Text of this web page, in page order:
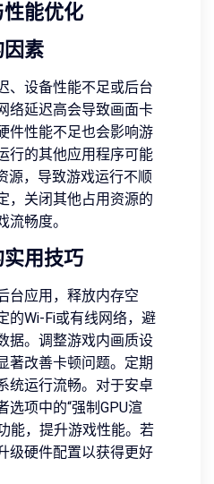
能优化
因素
、设备性能不足或后台
络延迟高会导致画面卡
件性能不足也会影响游
行的其他应用程序可能
源，导致游戏运行不顺
，关闭其他占用资源的
流畅度。
用技巧
台应用，释放内存空
的Wi-Fi或有线网络，避
据。调整游戏内画质设
著改善卡顿问题。定期
统运行流畅。对于安卓
选项中的“强制GPU渲
能，提升游戏性能。若
级硬件配置以获得更好